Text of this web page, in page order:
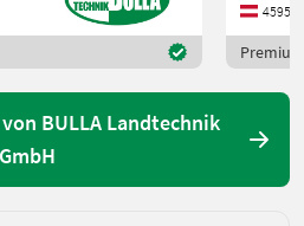
4595
BULLA Landtechnik
GmbH